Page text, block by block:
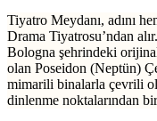
Tiyatro Meydanı, adını
Drama Tiyatrosu’ndan
Bologna şehrindeki
olan Poseidon (Neptün)
mimarili binalarla çevrili
dinlenme noktalarından